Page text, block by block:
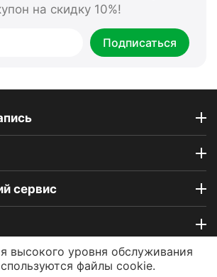
на скидку 10%!
Подписаться
сервис
магазин PulseVision.ru.
высокого уровня обслуживания
файлы cookie.